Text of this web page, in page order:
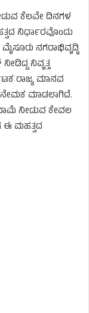
ಕೆಲವೇ ದಿನಗಳ
ನಿರ್ಧಾರವೊಂದು
ನಗರಾಭಿವೃದ್ಧಿ
ನಿವೃತ್ತ
ರಾಜ್ಯ ಮಾನವ
ನೇಮಕ ಮಾಡಲಾಗಿದೆ.
ನೀಡುವ ಕೇವಲ
ಈ ಮಹತ್ವದ